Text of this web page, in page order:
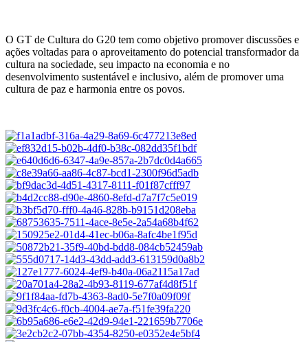
O GT de Cultura do G20 tem como objetivo promover discussões e
ações voltadas para o aproveitamento do potencial transformador da
cultura na sociedade, seu impacto na economia e no
desenvolvimento sustentável e inclusivo, além de promover uma
cultura de paz e harmonia entre os povos.